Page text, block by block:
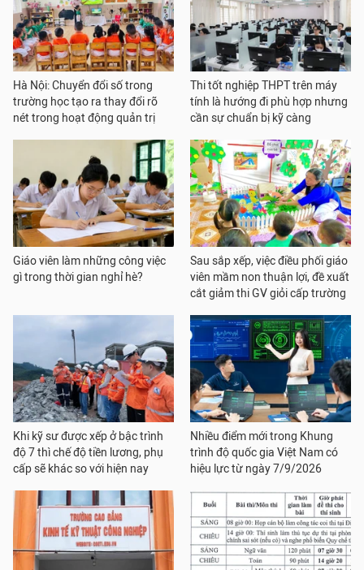
Hà Nội: Chuyển đổi số trong
trường học tạo ra thay đổi rõ
nét trong hoạt động quản trị
Thi tốt nghiệp THPT trên máy
tính là hướng đi phù hợp nhưng
cần sự chuẩn bị kỹ càng
Giáo viên làm những công việc
gì trong thời gian nghỉ hè?
Sau sắp xếp, việc điều phối giáo
viên mầm non thuận lợi, đề xuất
cắt giảm thi GV giỏi cấp trường
Khi kỹ sư được xếp ở bậc trình
độ 7 thì chế độ tiền lương, phụ
cấp sẽ khác so với hiện nay
Nhiều điểm mới trong Khung
trình độ quốc gia Việt Nam có
hiệu lực từ ngày 7/9/2026